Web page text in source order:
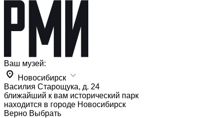
Ваш музей:
Новосибирск
Василия Старощука, д. 24
ближайший к вам исторический парк
находится в городе Новосибирск
Верно Выбрать